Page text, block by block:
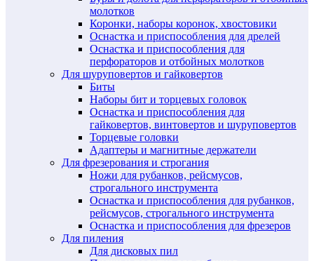
молотков
Коронки, наборы коронок, хвостовики
Оснастка и приспособления для дрелей
Оснастка и приспособления для
перфораторов и отбойных молотков
Для шуруповертов и гайковертов
Биты
Наборы бит и торцевых головок
Оснастка и приспособления для
гайковертов, винтовертов и шуруповертов
Торцевые головки
Адаптеры и магнитные держатели
Для фрезерования и строгания
Ножи для рубанков, рейсмусов,
строгального инструмента
Оснастка и приспособления для рубанков,
рейсмусов, строгального инструмента
Оснастка и приспособления для фрезеров
Для пиления
Для дисковых пил